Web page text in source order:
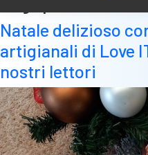
Natale delizioso
artigianali di Love
nostri lettori